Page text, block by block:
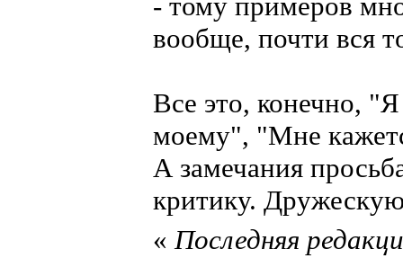
вообще, почти вся
Все это, конечно,
моему", "Мне
А замечания
критику.
«Последняя